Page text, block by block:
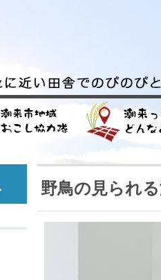
野鳥の見られ